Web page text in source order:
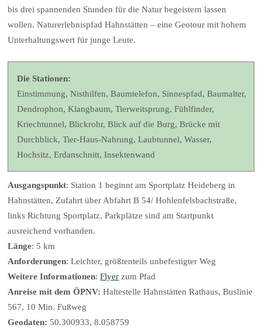
bis drei spannenden Stunden für die Natur begeistern lassen
wollen. Naturerlebnispfad Hahnstätten – eine Geotour mit hohem
Unterhaltungswert für junge Leute.
Die Stationen:
Einstimmung, Nisthilfen, Baumtelefon, Sinnespfad, Baumalter,
Dendrophon, Klangbaum, Tierweitsprung, Fühlfinder,
Kriechtunnel, Blickrohr, Blick auf die Burg, Brücke mit
Durchblick, Tier-Haus-Nahrung, Laubtunnel, Wasser,
Hochsitz, Erdanschnitt, Insektenwand
Ausgangspunkt: Station 1 beginnt am Sportplatz Heideberg in
Hahnstätten, Zufahrt über Abfahrt B 54/ Hohlenfelsbachstraße,
links Richtung Sportplatz. Parkplätze sind am Startpunkt
ausreichend vorhanden.
Länge: 5 km
Anforderungen: Leichter, größtenteils unbefestigter Weg
Weitere Informationen:Flyer zum Pfad
Anreise mit dem ÖPNV: Haltestelle Hahnstätten Rathaus, Buslinie
567, 10 Min. Fußweg
Geodaten: 50.300933, 8.058759